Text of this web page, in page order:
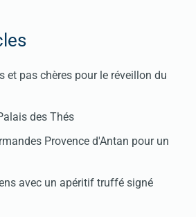
et pas chères pour le réveillon du
des Thés
Provence d'Antan pour un
avec un apéritif truffé signé